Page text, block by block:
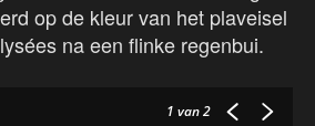
op de kleur van het plaveisel
na een flinke regenbui.
1 van 2